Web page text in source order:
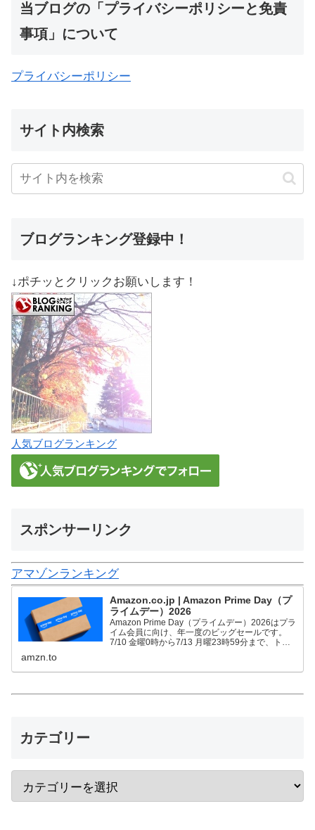
当ブログの「プライバシーポリシーと免責
事項」について
プライバシーポリシー
サイト内検索
ブログランキング登録中！
↓ポチッとクリックお願いします！
人気ブログランキング
スポンサーリンク
アマゾンランキング
Amazon.co.jp | Amazon Prime Day（プ
ライムデー）2026
Amazon Prime Day（プライムデー）2026はプラ
イム会員に向け、年一度のビッグセールです。
7/10 金曜0時から7/13 月曜23時59分まで、トッ
amzn.to
カテゴリー